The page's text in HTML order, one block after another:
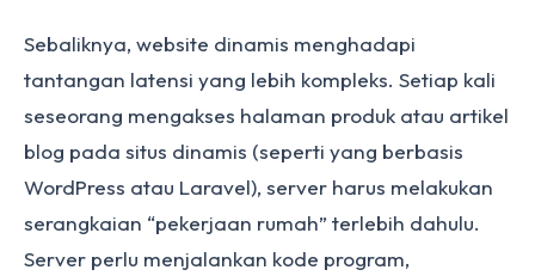
Sebaliknya, website dinamis menghadapi
tantangan latensi yang lebih kompleks. Setiap kali
seseorang mengakses halaman produk atau artikel
blog pada situs dinamis (seperti yang berbasis
WordPress atau Laravel), server harus melakukan
serangkaian “pekerjaan rumah” terlebih dahulu.
Server perlu menjalankan kode program,